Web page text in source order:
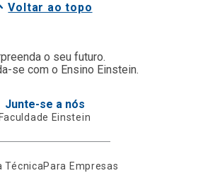
Voltar ao topo
o seu futuro.
se com o Ensino Einstein.
Junte-se a nós
Faculdade Einstein
TécnicaPara Empresas